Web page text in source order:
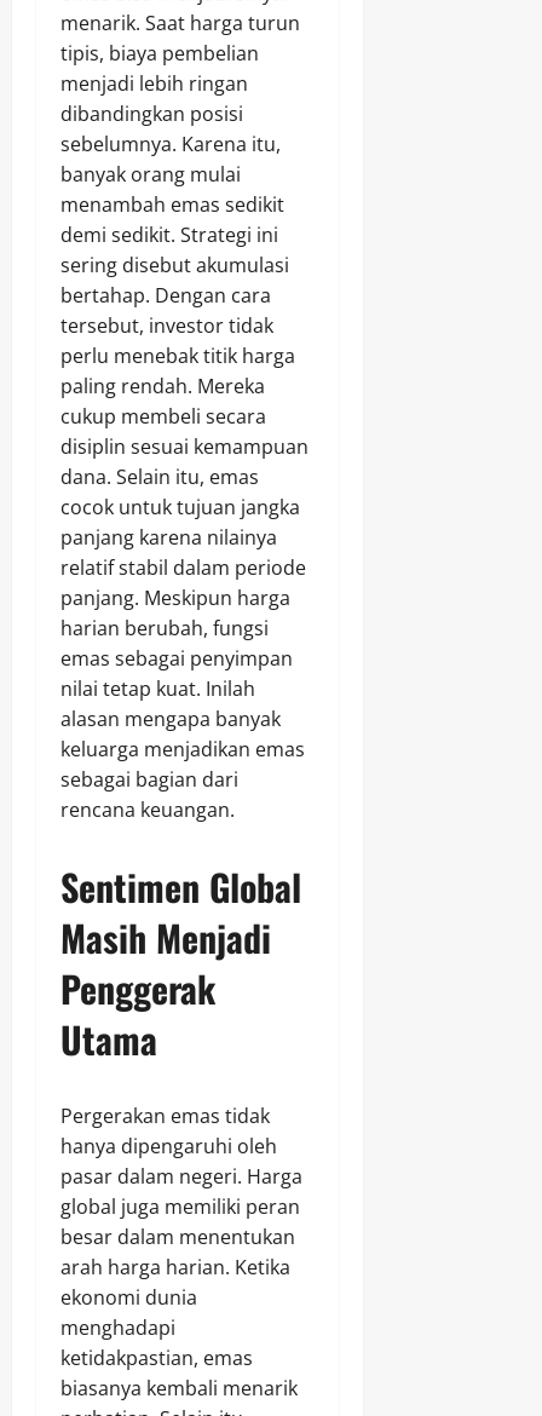
menarik. Saat harga turun
tipis, biaya pembelian
menjadi lebih ringan
dibandingkan posisi
sebelumnya. Karena itu,
banyak orang mulai
menambah emas sedikit
demi sedikit. Strategi ini
sering disebut akumulasi
bertahap. Dengan cara
tersebut, investor tidak
perlu menebak titik harga
paling rendah. Mereka
cukup membeli secara
disiplin sesuai kemampuan
dana. Selain itu, emas
cocok untuk tujuan jangka
panjang karena nilainya
relatif stabil dalam periode
panjang. Meskipun harga
harian berubah, fungsi
emas sebagai penyimpan
nilai tetap kuat. Inilah
alasan mengapa banyak
keluarga menjadikan emas
sebagai bagian dari
rencana keuangan.
Sentimen Global
Masih Menjadi
Penggerak
Utama
Pergerakan emas tidak
hanya dipengaruhi oleh
pasar dalam negeri. Harga
global juga memiliki peran
besar dalam menentukan
arah harga harian. Ketika
ekonomi dunia
menghadapi
ketidakpastian, emas
biasanya kembali menarik